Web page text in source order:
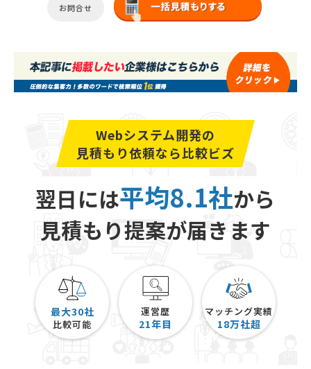
お問合せ
Webシステム開発の
見積もり依頼なら比較ビズ
翌日には平均8.1社から
見積もり提案が届きます
最大30社
比較可能
運営歴
21年目
マッチング実績
18万社超